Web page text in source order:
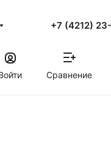
+7 (4212)
Сравнение